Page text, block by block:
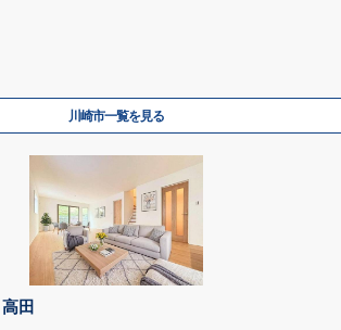
川崎市一覧を見る
田